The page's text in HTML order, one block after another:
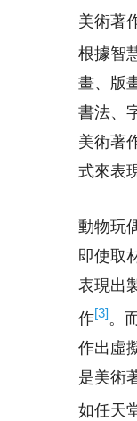
美術著
根據智
畫、版
書法、
美術著
式來表
動物玩
即使取
表現出
作[3]。
作出虛
是美術
如任天